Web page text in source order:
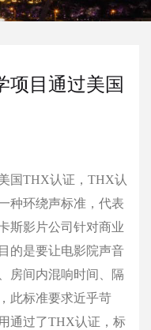
项目通过美国
国THX认证，THX认
种环绕声标准，代表
斯影片公司针对商业
的是要让电影院声音
房间内混响时间、隔
此标准要求近乎苛
通过了THX认证，标